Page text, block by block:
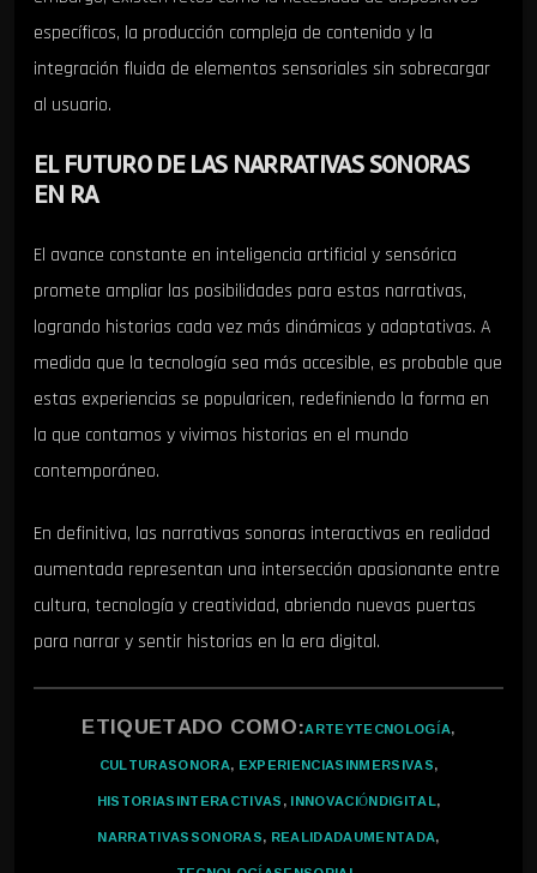
específicos, la producción compleja de contenido y la
integración fluida de elementos sensoriales sin sobrecargar
al usuario.
EL FUTURO DE LAS NARRATIVAS SONORAS
EN RA
El avance constante en inteligencia artificial y sensórica
promete ampliar las posibilidades para estas narrativas,
logrando historias cada vez más dinámicas y adaptativas. A
medida que la tecnología sea más accesible, es probable que
estas experiencias se popularicen, redefiniendo la forma en
la que contamos y vivimos historias en el mundo
contemporáneo.
En definitiva, las narrativas sonoras interactivas en realidad
aumentada representan una intersección apasionante entre
cultura, tecnología y creatividad, abriendo nuevas puertas
para narrar y sentir historias en la era digital.
ETIQUETADO COMO:ARTEYTECNOLOGÍA,
CULTURASONORA, EXPERIENCIASINMERSIVAS,
HISTORIASINTERACTIVAS,INNOVACIÓNDIGITAL,
NARRATIVASSONORAS, REALIDADAUMENTADA,